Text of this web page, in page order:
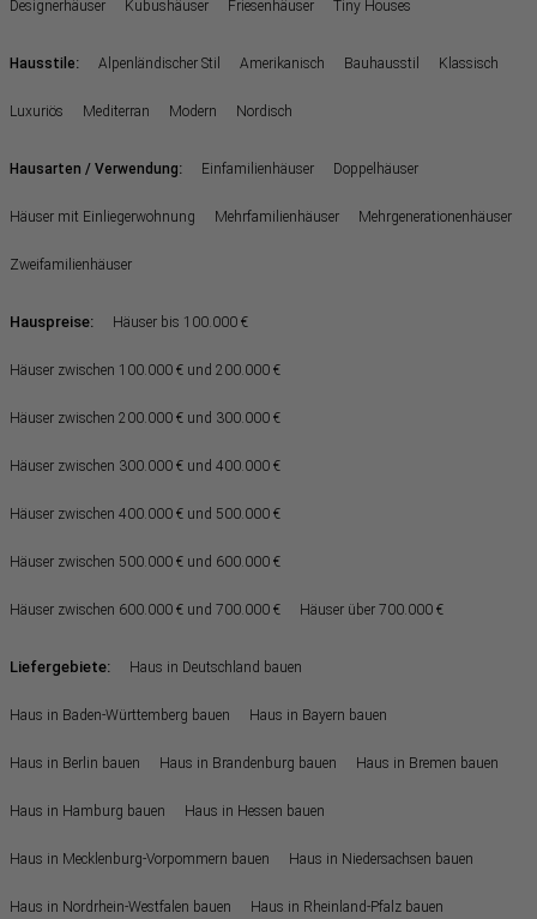
Designerhäuser Kubushäuser Friesenhäuser Tiny Houses
Hausstile: Alpenländischer Stil Amerikanisch Bauhausstil Klassisch
Luxuriös Mediterran Modern Nordisch
Hausarten / Verwendung: Einfamilienhäuser Doppelhäuser
Häuser mit Einliegerwohnung Mehrfamilienhäuser Mehrgenerationenhäuser
Zweifamilienhäuser
Hauspreise: Häuser bis 100.000 €
Häuser zwischen 100.000 € und 200.000 €
Häuser zwischen 200.000 € und 300.000 €
Häuser zwischen 300.000 € und 400.000 €
Häuser zwischen 400.000 € und 500.000 €
Häuser zwischen 500.000 € und 600.000 €
Häuser zwischen 600.000 € und 700.000 € Häuser über 700.000 €
Liefergebiete: Haus in Deutschland bauen
Haus in Baden-Württemberg bauen Haus in Bayern bauen
Haus in Berlin bauen Haus in Brandenburg bauen Haus in Bremen bauen
Haus in Hamburg bauen Haus in Hessen bauen
Haus in Mecklenburg-Vorpommern bauen Haus in Niedersachsen bauen
Haus in Nordrhein-Westfalen bauen Haus in Rheinland-Pfalz bauen